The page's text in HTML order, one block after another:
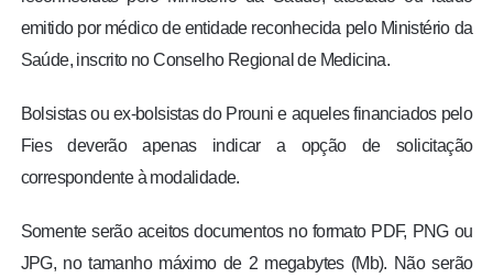
emitido por médico de entidade reconhecida pelo Ministério da
Saúde, inscrito no Conselho Regional de Medicina.
Bolsistas ou ex-bolsistas do Prouni e aqueles financiados pelo
Fies deverão apenas indicar a opção de solicitação
correspondente à modalidade.
Somente serão aceitos documentos no formato PDF, PNG ou
JPG, no tamanho máximo de 2 megabytes (Mb). Não serão